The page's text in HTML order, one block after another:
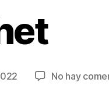
No hay